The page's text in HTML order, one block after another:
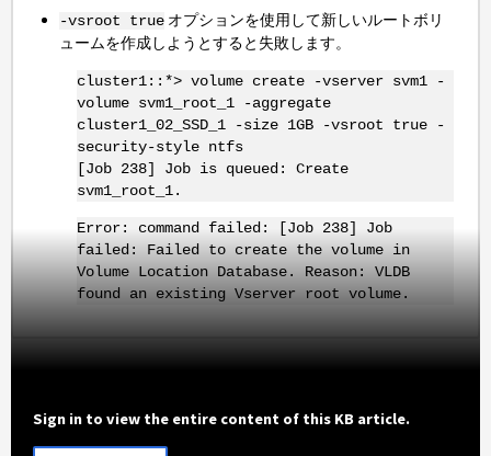
-vsroot true オプションを使用して新しいルートボリ
ュームを作成しようとすると失敗します。
cluster1::*> volume create -vserver svm1 -
volume svm1_root_1 -aggregate
cluster1_02_SSD_1 -size 1GB -vsroot true -
security-style ntfs
[Job 238] Job is queued: Create
svm1_root_1.
Error: command failed: [Job 238] Job
failed: Failed to create the volume in
Volume Location Database. Reason: VLDB
found an existing Vserver root volume.
Sign in to view the entire content of this KB article.